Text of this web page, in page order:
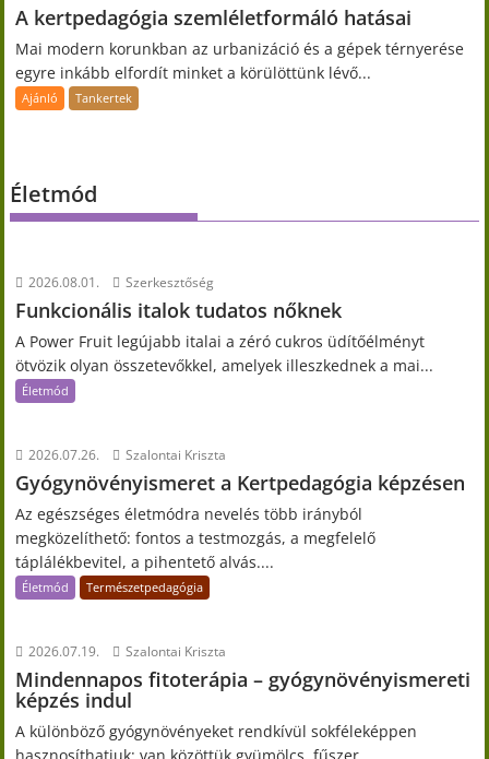
A kertpedagógia szemléletformáló hatásai
Mai modern korunkban az urbanizáció és a gépek térnyerése
egyre inkább elfordít minket a körülöttünk lévő...
Ajánló Tankertek
Életmód
2026.08.01. Szerkesztőség
Funkcionális italok tudatos nőknek
A Power Fruit legújabb italai a zéró cukros üdítőélményt
ötvözik olyan összetevőkkel, amelyek illeszkednek a mai...
Életmód
2026.07.26. Szalontai Kriszta
Gyógynövényismeret a Kertpedagógia képzésen
Az egészséges életmódra nevelés több irányból
megközelíthető: fontos a testmozgás, a megfelelő
táplálékbevitel, a pihentető alvás....
Életmód Természetpedagógia
2026.07.19. Szalontai Kriszta
Mindennapos fitoterápia – gyógynövényismereti
képzés indul
A különböző gyógynövényeket rendkívül sokféleképpen